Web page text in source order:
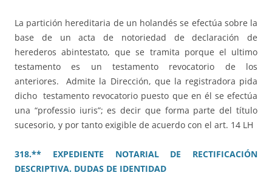
La partición hereditaria de un holandés se efectúa sobre la
base de un acta de notoriedad de declaración de
herederos abintestato, que se tramita porque el ultimo
testamento es un testamento revocatorio de los
anteriores. Admite la Dirección, que la registradora pida
dicho testamento revocatorio puesto que en él se efectúa
una “professio iuris”; es decir que forma parte del título
sucesorio, y por tanto exigible de acuerdo con el art. 14 LH
318.** EXPEDIENTE NOTARIAL DE RECTIFICACIÓN
DESCRIPTIVA. DUDAS DE IDENTIDAD